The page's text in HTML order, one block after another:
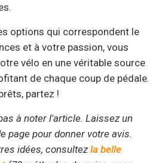
options qui correspondent le
et à votre passion, vous
vélo en une véritable source
de chaque coup de pédale.
partez !
à noter l'article. Laissez un
page pour donner votre avis.
idées, consultez la belle